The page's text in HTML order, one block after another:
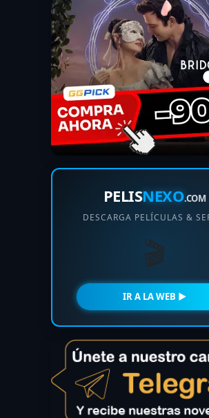
PELISNEXO.COM
DESCARGA PELÍCULAS &
🎬
IR A LA WEB ►